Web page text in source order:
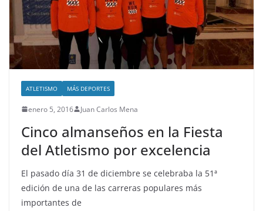
ATLETISMO MÁS DEPORTES
enero 5, 2016 Juan Carlos Mena
Cinco almanseños en la Fiesta
del Atletismo por excelencia
El pasado día 31 de diciembre se celebraba la 51ª
edición de una de las carreras populares más
importantes de